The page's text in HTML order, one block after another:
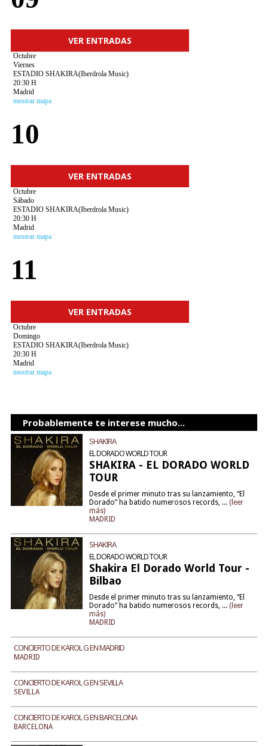
VER ENTRADAS
Octubre
Viernes
ESTADIO SHAKIRA(Iberdrola Music)
20:30 H
Madrid
mostrar mapa
10
VER ENTRADAS
Octubre
Sábado
ESTADIO SHAKIRA(Iberdrola Music)
20:30 H
Madrid
mostrar mapa
11
VER ENTRADAS
Octubre
Domingo
ESTADIO SHAKIRA(Iberdrola Music)
20:30 H
Madrid
mostrar mapa
Probablemente te interese mucho...
SHAKIRA
EL DORADO WORLD TOUR
SHAKIRA - EL DORADO WORLD
TOUR
Desde el primer minuto tras su lanzamiento, “El
Dorado” ha batido numerosos records, ... (leer
más)
MADRID
SHAKIRA
EL DORADO WORLD TOUR
Shakira El Dorado World Tour -
Bilbao
Desde el primer minuto tras su lanzamiento, “El
Dorado” ha batido numerosos records, ... (leer
más)
MADRID
CONCIERTO DE KAROL G EN MADRID
MADRID
CONCIERTO DE KAROL G EN SEVILLA
SEVILLA
CONCIERTO DE KAROL G EN BARCELONA
BARCELONA